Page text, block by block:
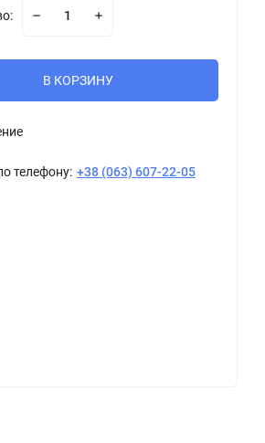
В КОРЗИНУ
телефону: +38 (063) 607-22-05